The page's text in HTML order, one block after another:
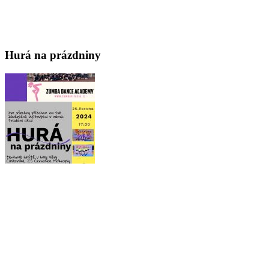
Hurá na prázdniny